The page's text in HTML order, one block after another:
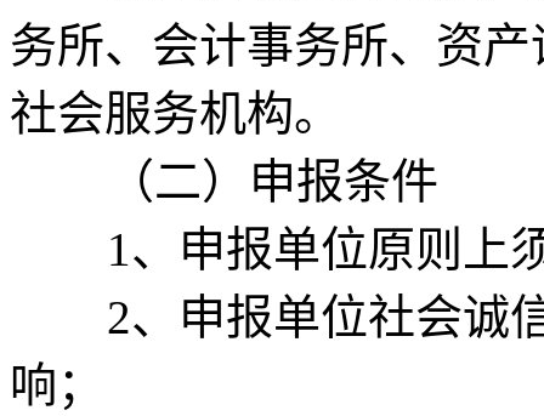
务所、会计事务所、资
社会服务机构。
（二）申报条件
1、申报单位原则上
2、申报单位社会诚信
响；